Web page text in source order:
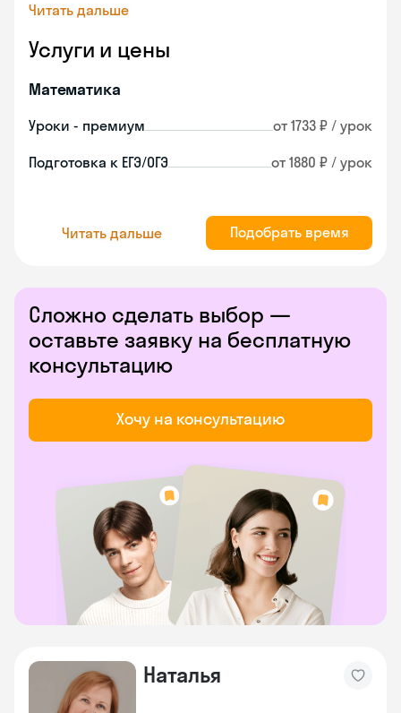
Читать дальше
Услуги и цены
Математика
Уроки - премиум от 1733 ₽ / урок
Подготовка к ЕГЭ/ОГЭ от 1880 ₽ / урок
Читать дальше Подобрать время
Сложно сделать выбор —
оставьте заявку на бесплатную
консультацию
Хочу на консультацию
Наталья